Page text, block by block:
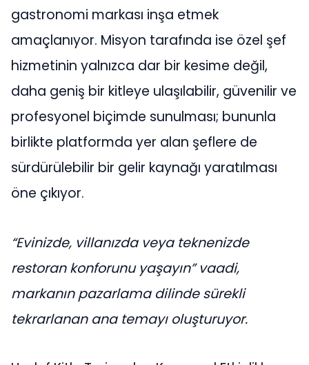
gastronomi markası inşa etmek
amaçlanıyor. Misyon tarafında ise özel şef
hizmetinin yalnızca dar bir kesime değil,
daha geniş bir kitleye ulaşılabilir, güvenilir ve
profesyonel biçimde sunulması; bununla
birlikte platformda yer alan şeflere de
sürdürülebilir bir gelir kaynağı yaratılması
öne çıkıyor.
“Evinizde, villanızda veya teknenizde
restoran konforunu yaşayın” vaadi,
markanın pazarlama dilinde sürekli
tekrarlanan ana temayı oluşturuyor.